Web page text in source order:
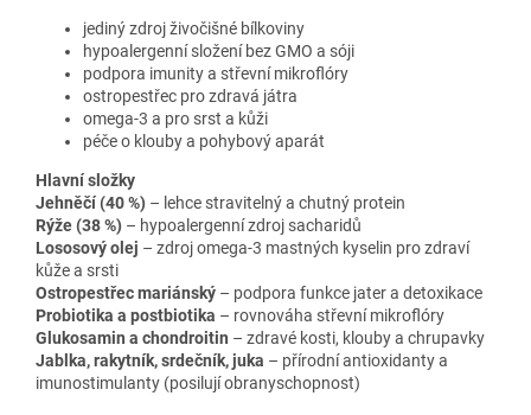
jediný zdroj živočišné bílkoviny
hypoalergenní složení bez GMO a sóji
podpora imunity a střevní mikroflóry
ostropestřec pro zdravá játra
omega-3 a pro srst a kůži
péče o klouby a pohybový aparát
Hlavní složky
Jehněčí (40 %) – lehce stravitelný a chutný protein
Rýže (38 %) – hypoalergenní zdroj sacharidů
Lososový olej – zdroj omega-3 mastných kyselin pro zdraví
kůže a srsti
Ostropestřec mariánský – podpora funkce jater a detoxikace
Probiotika a postbiotika – rovnováha střevní mikroflóry
Glukosamin a chondroitin – zdravé kosti, klouby a chrupavky
Jablka, rakytník, srdečník, juka – přírodní antioxidanty a
imunostimulanty (posilují obranyschopnost)